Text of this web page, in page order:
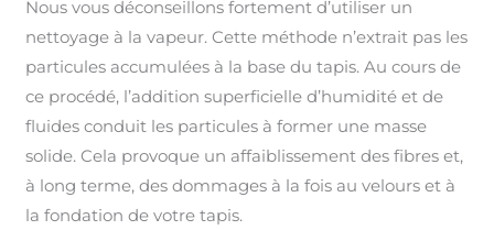
Nous vous déconseillons fortement d’utiliser un
nettoyage à la vapeur. Cette méthode n’extrait pas les
particules accumulées à la base du tapis. Au cours de
ce procédé, l’addition superficielle d’humidité et de
fluides conduit les particules à former une masse
solide. Cela provoque un affaiblissement des fibres et,
à long terme, des dommages à la fois au velours et à
la fondation de votre tapis.